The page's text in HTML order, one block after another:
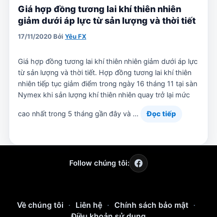
Giá hợp đồng tương lai khí thiên nhiên
giảm dưới áp lực từ sản lượng và thời tiết
17/11/2020Bởi Yêu FX
Giá hợp đồng tương lai khí thiên nhiên giảm dưới áp lực
từ sản lượng và thời tiết. Hợp đồng tương lai khí thiên
nhiên tiếp tục giảm điểm trong ngày 16 tháng 11 tại sàn
Nymex khi sản lượng khí thiên nhiên quay trở lại mức
cao nhất trong 5 tháng gần đây và … Đọc tiếp
Follow chúng tôi:
Về chúng tôi · Liên hệ · Chính sách bảo mật
·